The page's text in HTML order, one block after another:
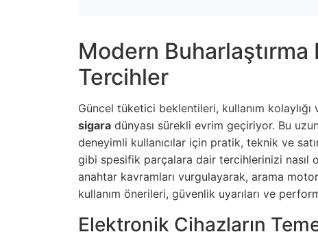
Modern
Tercihler
Güncel tüketici beklentileri, kullanım
sigara dünyası sürekli evrim geçiriyor. Bu
deneyimli kullanıcılar için pratik, teknik ve
gibi spesifik parçalara dair tercihlerinizi
anahtar kavramları vurgulayarak, arama
kullanım önerileri, güvenlik uyarıları ve
Elektronik Cihazların